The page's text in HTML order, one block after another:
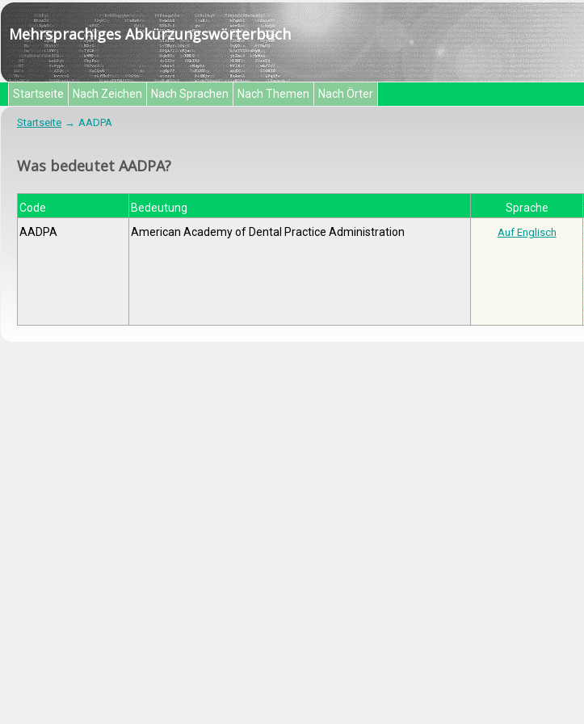
Mehrsprachiges Abkürzungswörterbuch
Startseite Nach Zeichen Nach Sprachen Nach Themen Nach Örter
Startseite AADPA
Was bedeutet AADPA?
Code Bedeutung Sprache
AADPA
American Academy of Dental Practice Administration Auf Englisch